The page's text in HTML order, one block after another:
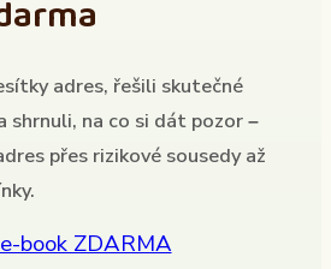
adres, řešili skutečné
shrnuli, na co si dát pozor –
přes rizikové sousedy až
book ZDARMA